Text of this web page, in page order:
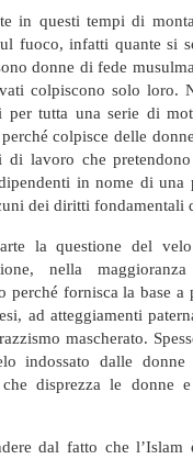
in questi tempi di
fuoco, infatti quante si
donne di fede
colpiscono solo loro.
per tutta una serie di
colpisce delle
di lavoro che
in nome di una
dei diritti fondamentali
la questione del
nella
perché fornisca la base
ad atteggiamenti
mascherato.
indossato dalle donne
che disprezza le
dal fatto che